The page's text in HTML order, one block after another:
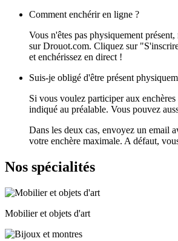
Comment enchérir en ligne ?
Vous n'êtes pas physiquement
sur Drouot.com. Cliquez sur
et enchérissez en direct !
Suis-je obligé d'être présent
Si vous voulez participer aux
indiqué au préalable. Vous pouvez
Dans les deux cas, envoyez un email
votre enchère maximale. A défaut,
Nos spécialités
Mobilier et objets d'art